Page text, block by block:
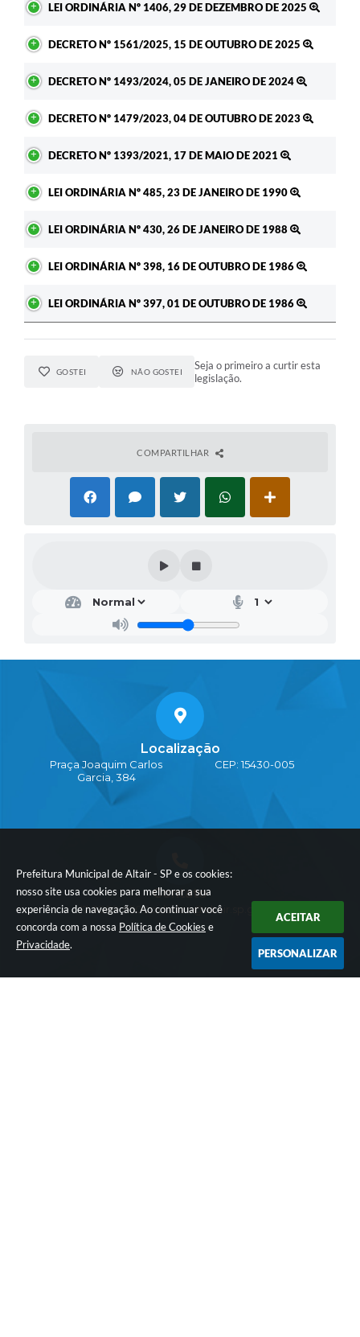
Prefeitura Municipal de Altair - SP e os cookies:
nosso site usa cookies para melhorar a sua
experiência de navegação. Ao continuar você
concorda com a nossa Política de Cookies e
Privacidade.
ACEITAR
PERSONALIZAR
LEI ORDINÁRIA Nº 1406, 29 DE DEZEMBRO DE 2025
DECRETO Nº 1561/2025, 15 DE OUTUBRO DE 2025
DECRETO Nº 1493/2024, 05 DE JANEIRO DE 2024
DECRETO Nº 1479/2023, 04 DE OUTUBRO DE 2023
DECRETO Nº 1393/2021, 17 DE MAIO DE 2021
LEI ORDINÁRIA Nº 485, 23 DE JANEIRO DE 1990
LEI ORDINÁRIA Nº 430, 26 DE JANEIRO DE 1988
LEI ORDINÁRIA Nº 398, 16 DE OUTUBRO DE 1986
LEI ORDINÁRIA Nº 397, 01 DE OUTUBRO DE 1986
GOSTEI NÃO GOSTEI
Seja o primeiro a curtir esta
legislação.
COMPARTILHAR
Localização
Praça Joaquim Carlos
Garcia, 384
CEP: 15430-005
Contato
17-3889-9500cidadao@altair.sp.gov.br